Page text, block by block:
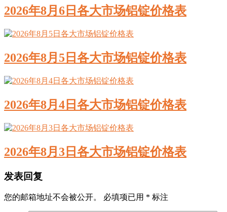
2026年8月6日各大市场铝锭价格表
2026年8月5日各大市场铝锭价格表
2026年8月4日各大市场铝锭价格表
2026年8月3日各大市场铝锭价格表
发表回复
您的邮箱地址不会被公开。 必填项已用 * 标注